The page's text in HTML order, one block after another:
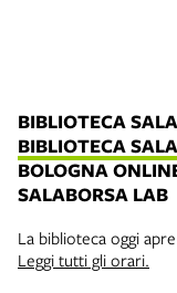
BIBLIOTECA
BIBLIOTECA
BOLOGNA
SALABORSA LAB
La biblioteca oggi
Leggi tutti gli orari.